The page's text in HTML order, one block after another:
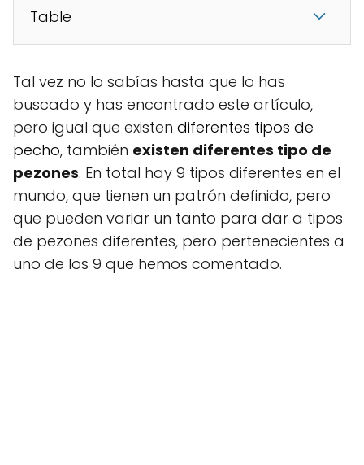
Table
Tal vez no lo sabías hasta que lo has
buscado y has encontrado este artículo,
pero igual que existen diferentes tipos de
pecho, también existen diferentes tipo de
pezones. En total hay 9 tipos diferentes en el
mundo, que tienen un patrón definido, pero
que pueden variar un tanto para dar a tipos
de pezones diferentes, pero pertenecientes a
uno de los 9 que hemos comentado.